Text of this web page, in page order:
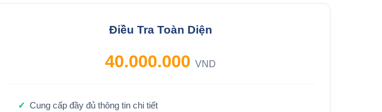
Điều Tra Toàn Diện
40.000.000VND
Cung cấp đầy đủ thông tin chi tiết